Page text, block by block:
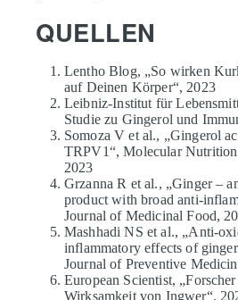
QUELLEN
Lentho Blog, „So wirken
auf Deinen Körper“, 2023
Leibniz-Institut für
Studie zu Gingerol und
Somoza V et al., „Gingerol
TRPV1“, Molecular
2023
Grzanna R et al., „Ginger –
product with broad anti-
Journal of Medicinal Food,
Mashhadi NS et al., „Anti-
inflammatory effects of
Journal of Preventive
European Scientist, „Forscher
Wirksamkeit von Ingwer“,